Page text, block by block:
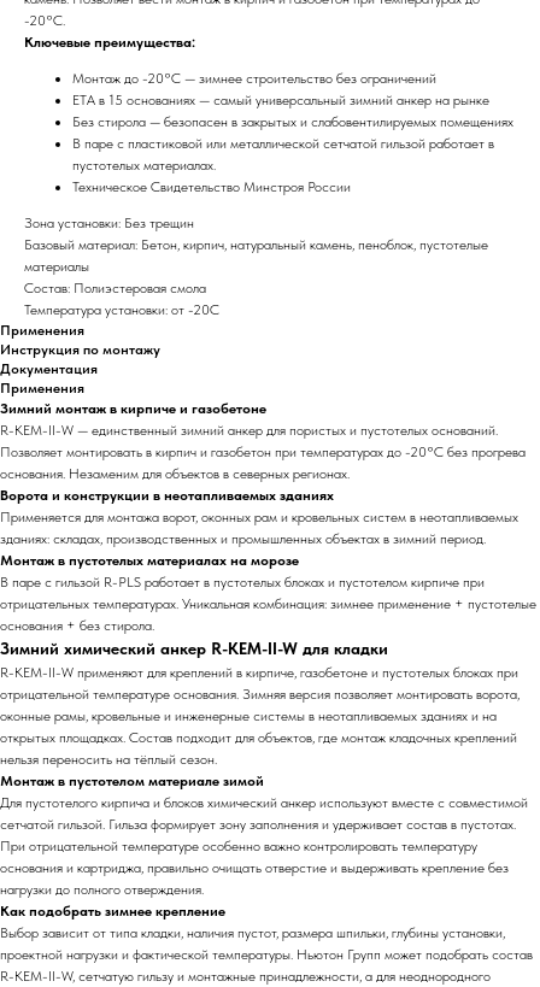
-20°С.
Ключевые преимущества:
Монтаж до -20°С — зимнее строительство без ограничений
ЕТА в 15 основаниях — самый универсальный зимний анкер на рынке
Без стирола — безопасен в закрытых и слабовентилируемых помещениях
В паре с пластиковой или металлической сетчатой гильзой работает в
пустотелых материалах.
Техническое Свидетельство Минстроя России
Зона установки: Без трещин
Базовый материал: Бетон, кирпич, натуральный камень, пеноблок, пустотелые
материалы
Состав: Полиэстеровая смола
Температура установки: от -20С
Применения
Инструкция по монтажу
Документация
Применения
Зимний монтаж в кирпиче и газобетоне
R-KEM-II-W — единственный зимний анкер для пористых и пустотелых оснований.
Позволяет монтировать в кирпич и газобетон при температурах до -20°С без прогрева
основания. Незаменим для объектов в северных регионах.
Ворота и конструкции в неотапливаемых зданиях
Применяется для монтажа ворот, оконных рам и кровельных систем в неотапливаемых
зданиях: складах, производственных и промышленных объектах в зимний период.
Монтаж в пустотелых материалах на морозе
В паре с гильзой R-PLS работает в пустотелых блоках и пустотелом кирпиче при
отрицательных температурах. Уникальная комбинация: зимнее применение + пустотелые
основания + без стирола.
Зимний химический анкер R-KEM-II-W для кладки
R-KEM-II-W применяют для креплений в кирпиче, газобетоне и пустотелых блоках при
отрицательной температуре основания. Зимняя версия позволяет монтировать ворота,
оконные рамы, кровельные и инженерные системы в неотапливаемых зданиях и на
открытых площадках. Состав подходит для объектов, где монтаж кладочных креплений
нельзя переносить на тёплый сезон.
Монтаж в пустотелом материале зимой
Для пустотелого кирпича и блоков химический анкер используют вместе с совместимой
сетчатой гильзой. Гильза формирует зону заполнения и удерживает состав в пустотах.
При отрицательной температуре особенно важно контролировать температуру
основания и картриджа, правильно очищать отверстие и выдерживать крепление без
нагрузки до полного отверждения.
Как подобрать зимнее крепление
Выбор зависит от типа кладки, наличия пустот, размера шпильки, глубины установки,
проектной нагрузки и фактической температуры. Ньютон Групп может подобрать состав
R-KEM-II-W, сетчатую гильзу и монтажные принадлежности, а для неоднородного